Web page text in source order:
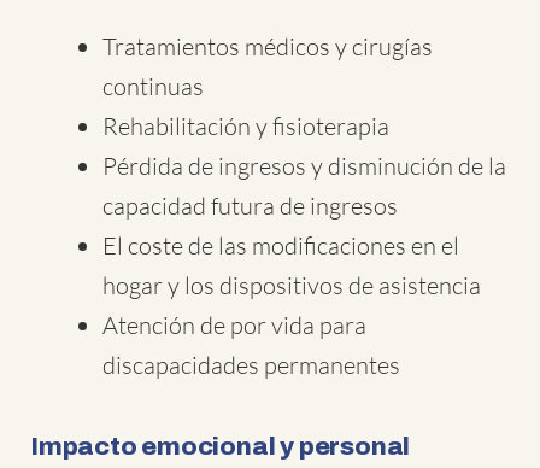
Tratamientos médicos y cirugías
continuas
Rehabilitación y fisioterapia
Pérdida de ingresos y disminución de la
capacidad futura de ingresos
El coste de las modificaciones en el
hogar y los dispositivos de asistencia
Atención de por vida para
discapacidades permanentes
Impacto emocional y personal